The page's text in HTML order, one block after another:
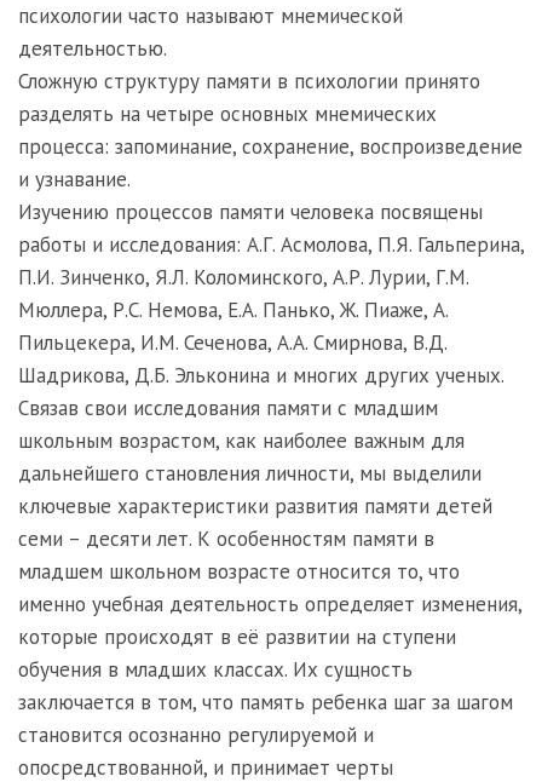
психологии часто называют мнемической
деятельностью.
Сложную структуру памяти в психологии принято
разделять на четыре основных мнемических
процесса: запоминание, сохранение, воспроизведение
и узнавание.
Изучению процессов памяти человека посвящены
работы и исследования: А.Г. Асмолова, П.Я. Гальперина,
П.И. Зинченко, Я.Л. Коломинского, А.Р. Лурии, Г.М.
Мюллера, Р.С. Немова, Е.А. Панько, Ж. Пиаже, А.
Пильцекера, И.М. Сеченова, А.А. Смирнова, В.Д.
Шадрикова, Д.Б. Эльконина и многих других ученых.
Связав свои исследования памяти с младшим
школьным возрастом, как наиболее важным для
дальнейшего становления личности, мы выделили
ключевые характеристики развития памяти детей
семи – десяти лет. К особенностям памяти в
младшем школьном возрасте относится то, что
именно учебная деятельность определяет изменения,
которые происходят в её развитии на ступени
обучения в младших классах. Их сущность
заключается в том, что память ребенка шаг за шагом
становится осознанно регулируемой и
опосредствованной, и принимает черты